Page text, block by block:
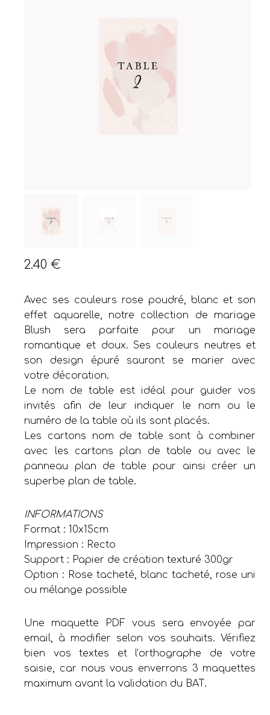
2.40€
Avec ses couleurs rose poudré, blanc et son
effet aquarelle, notre collection de mariage
Blush sera parfaite pour un mariage
romantique et doux. Ses couleurs neutres et
son design épuré sauront se marier avec
votre décoration.
Le nom de table est idéal pour guider vos
invités afin de leur indiquer le nom ou le
numéro de la table où ils sont placés.
Les cartons nom de table sont à combiner
avec les cartons plan de table ou avec le
panneau plan de table pour ainsi créer un
superbe plan de table.
INFORMATIONS
Format : 10x15cm
Impression : Recto
Support : Papier de création texturé 300gr
Option : Rose tacheté, blanc tacheté, rose uni
ou mélange possible
Une maquette PDF vous sera envoyée par
email, à modifier selon vos souhaits. Vérifiez
bien vos textes et l’orthographe de votre
saisie, car nous vous enverrons 3 maquettes
maximum avant la validation du BAT.